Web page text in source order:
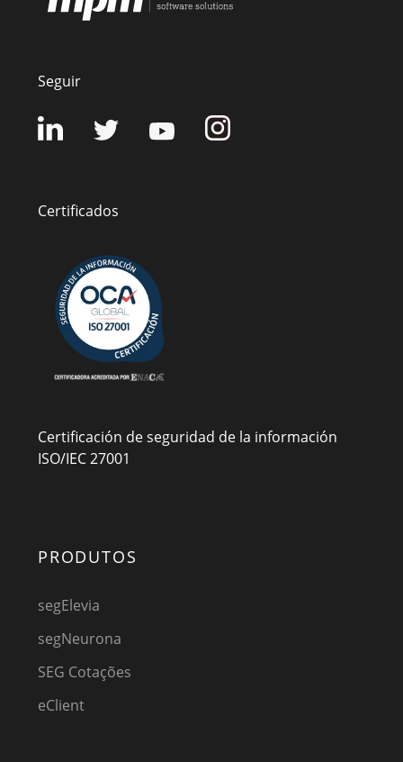
Seguir
Certificados
Certificación de seguridad de la información
ISO/IEC 27001
PRODUTOS
segElevia
segNeurona
SEG Cotações
eClient